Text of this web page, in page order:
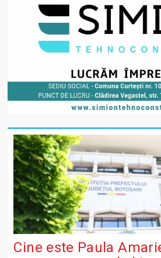
Cine este Paula